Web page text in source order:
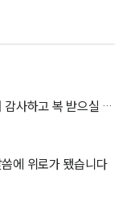
원주이혼소송변호사 | 변호사님 도움 주셔서 감사하고 복 받으실 거에요.
에 위로가 됐습니다